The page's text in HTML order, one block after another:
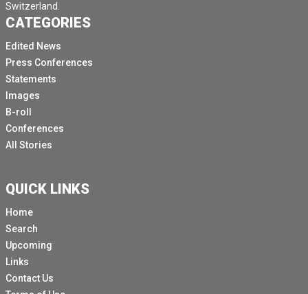
Switzerland.
CATEGORIES
Edited News
Press Conferences
Statements
Images
B-roll
Conferences
All Stories
QUICK LINKS
Home
Search
Upcoming
Links
Contact Us